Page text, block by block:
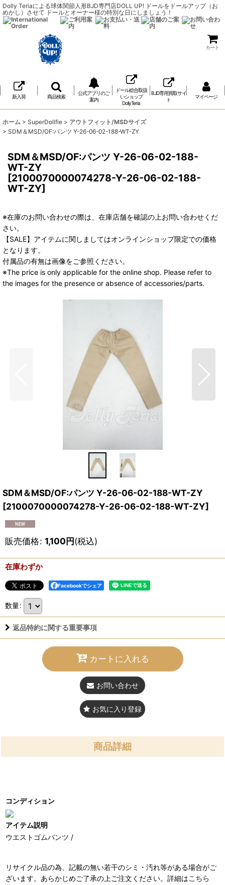
Dolly Teriaによる球体関節人形BJD専門店DOLL UP! ドールをドールアップ（お
めかし）させて ドールとオーナー様の特別な日にしましょう！
カート
新入荷 商品検索
公式アプリのご
案内
ドール総合取扱
いショップ
DollyTeria
BJD専用買取サイ
ト
マイページ
ホーム > SuperDollfie > アウトフィット/MSDサイズ
> SDM＆MSD/OF:パンツ Y-26-06-02-188-WT-ZY
SDM＆MSD/OF:パンツ Y-26-06-02-188-
WT-ZY
[2100070000074278-Y-26-06-02-188-
WT-ZY]
※在庫のお問い合わせの際は、在庫店舗を確認の上お問い合わせくだ
さい。
【SALE】アイテムに関しましてはオンラインショップ限定での価格
となります。
付属品の有無は画像をご参照ください。
※The price is only applicable for the online shop. Please refer to
the images for the presence or absence of accessories/parts.
SDM＆MSD/OF:パンツ Y-26-06-02-188-WT-ZY
[2100070000074278-Y-26-06-02-188-WT-ZY]
販売価格: 1,100円(税込)
在庫わずか
Facebookでシェア
数量:
返品特約に関する重要事項
カートに入れる
お問い合わせ
お気に入り登録
商品詳細
コンディション
アイテム説明
ウエストゴムパンツ /
リサイクル品の為、記載の無い若干のシミ・汚れ等がある場合がご
ざいます。あらかじめご了承の上ご注文ください。詳細はこちら